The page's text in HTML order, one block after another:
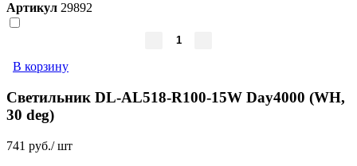
Артикул 29892
В корзину
Светильник DL-AL518-R100-15W Day4000 (WH,
30 deg)
741 руб./ шт